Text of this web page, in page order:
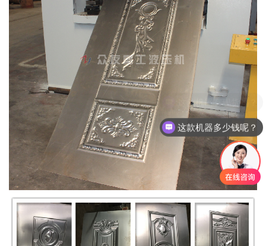
这款机器多少钱呢？